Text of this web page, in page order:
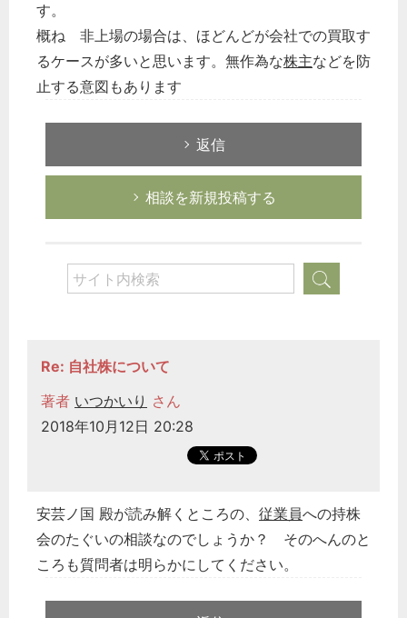
す。
概ね 非上場の場合は、ほどんどが会社での買取す
るケースが多いと思います。無作為な株主などを防
止する意図もあります
返信
相談を新規投稿する
Re: 自社株について
著者 いつかいり さん
2018年10月12日 20:28
安芸ノ国 殿が読み解くところの、 従業員への持株
会のたぐいの相談なのでしょうか？ そのへんのと
ころも質問者は明らかにしてください。